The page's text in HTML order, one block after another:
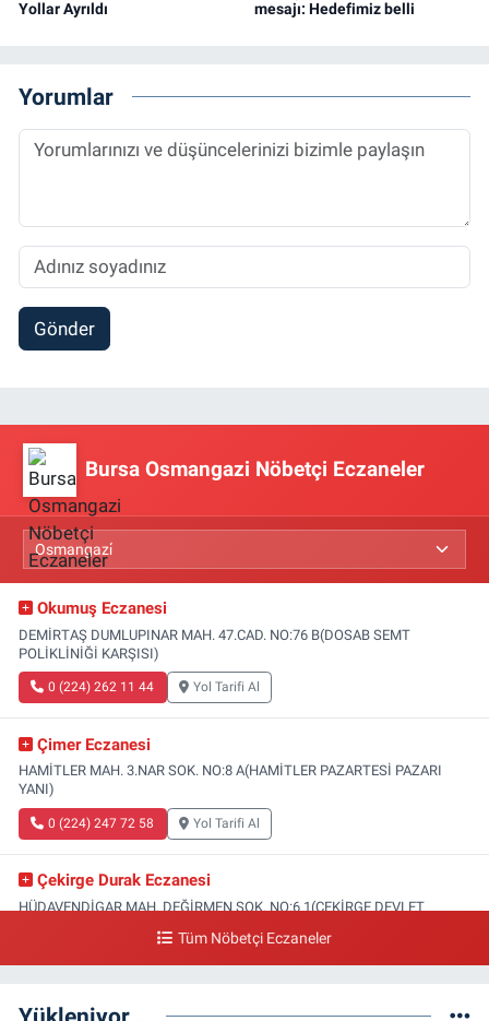
Yollar Ayrıldı
mesajı: Hedefimiz belli
Yorumlar
Gönder
Bursa Osmangazi Nöbetçi Eczaneler
Okumuş Eczanesi
DEMİRTAŞ DUMLUPINAR MAH. 47.CAD. NO:76 B(DOSAB SEMT
POLİKLİNİĞİ KARŞISI)
0 (224) 262 11 44 Yol Tarifi Al
Çimer Eczanesi
HAMİTLER MAH. 3.NAR SOK. NO:8 A(HAMİTLER PAZARTESİ PAZARI
YANI)
0 (224) 247 72 58 Yol Tarifi Al
Çekirge Durak Eczanesi
HÜDAVENDİGAR MAH. DEĞİRMEN SOK. NO:6 1(ÇEKİRGE DEVLET
Engin Eczanesi
Tüm Nöbetçi Eczaneler